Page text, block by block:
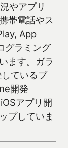
やアプリ
帯電話やス
App
グラミング
ます。ガラ
ているブ
開発
アプリ開
プしていま